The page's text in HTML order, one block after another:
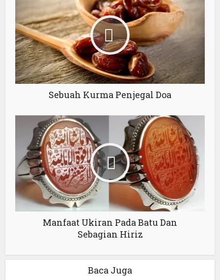
Sebuah Kurma Penjegal Doa
Manfaat Ukiran Pada Batu Dan
Sebagian Hiriz
Baca Juga